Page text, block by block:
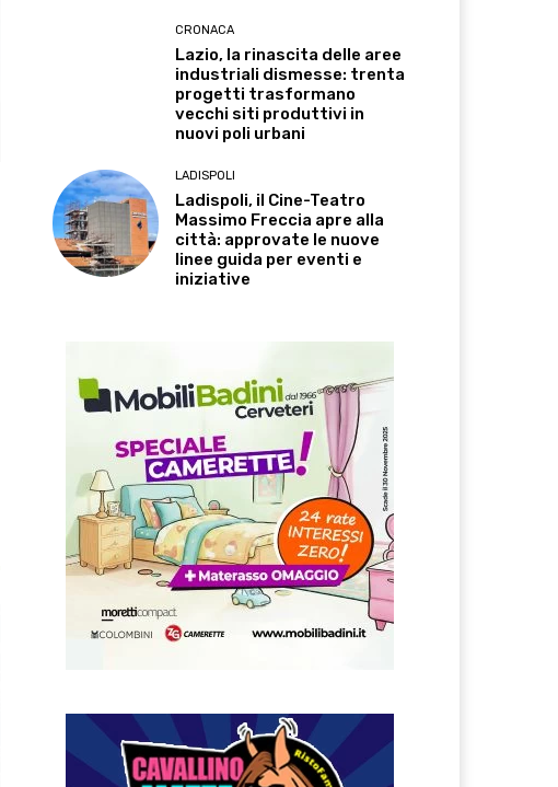
CRONACA
Lazio, la rinascita delle aree
industriali dismesse: trenta
progetti trasformano
vecchi siti produttivi in
nuovi poli urbani
LADISPOLI
Ladispoli, il Cine-Teatro
Massimo Freccia apre alla
città: approvate le nuove
linee guida per eventi e
iniziative